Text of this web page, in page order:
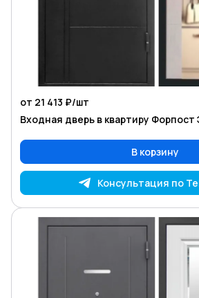
от 21 413 ₽/шт
Входная дверь в квартиру Форпост
В корзину
Консультация по